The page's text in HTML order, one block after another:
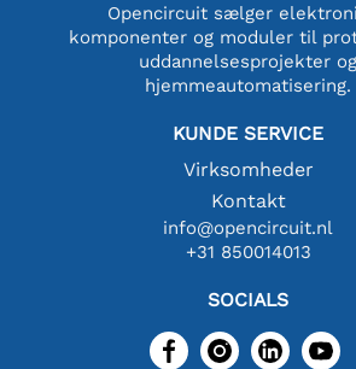
Opencircuit sælger
komponenter og moduler til
uddannelsesprojekter og
hjemmeautomatisering.
KUNDE SERVICE
Virksomheder
Kontakt
info@opencircuit.nl
+31 850014013
SOCIALS